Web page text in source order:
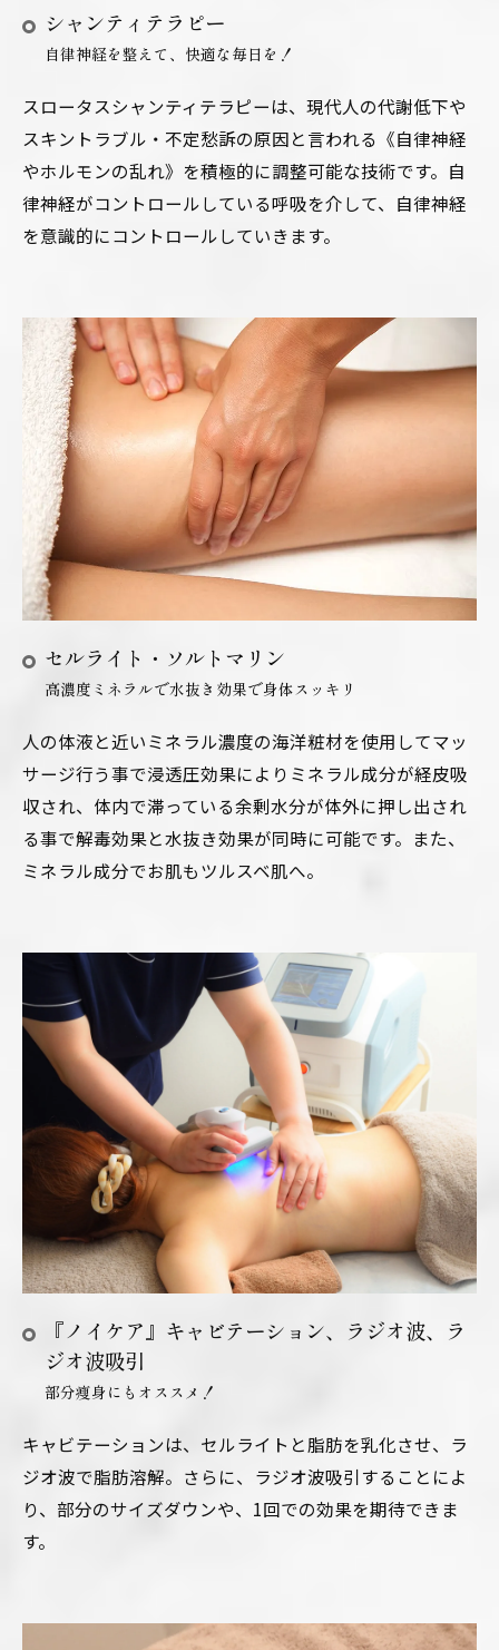
シャンティテラピー
自律神経を整えて、快適な毎日を！
スロータスシャンティテラピーは、現代人の代謝低下や
スキントラブル・不定愁訴の原因と言われる《自律神経
やホルモンの乱れ》を積極的に調整可能な技術です。自
律神経がコントロールしている呼吸を介して、自律神経
を意識的にコントロールしていきます。
セルライト・ソルトマリン
高濃度ミネラルで水抜き効果で身体スッキリ
人の体液と近いミネラル濃度の海洋粧材を使用してマッ
サージ行う事で浸透圧効果によりミネラル成分が経皮吸
収され、体内で滞っている余剰水分が体外に押し出され
る事で解毒効果と水抜き効果が同時に可能です。また、
ミネラル成分でお肌もツルスベ肌へ。
『ノイケア』キャビテーション、ラジオ波、ラ
ジオ波吸引
部分瘦身にもオススメ！
キャビテーションは、セルライトと脂肪を乳化させ、ラ
ジオ波で脂肪溶解。さらに、ラジオ波吸引することによ
り、部分のサイズダウンや、1回での効果を期待できま
す。